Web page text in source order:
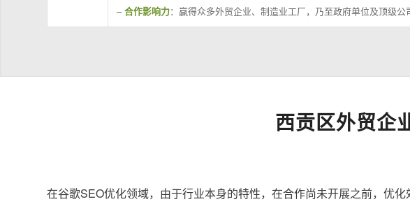
–合作影响力：赢得众多外贸企业、制造业工厂，乃至政府单位及顶级公
西贡区外贸企
在谷歌SEO优化领域，由于行业本身的特性，在合作尚未开展之前，优